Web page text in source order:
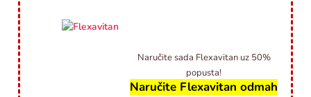
Naručite sada Flexavitan uz 50%
popusta!
Naručite Flexavitan odmah